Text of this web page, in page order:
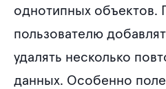
однотипных объектов.
пользователю
удалять несколько
данных. Особенно